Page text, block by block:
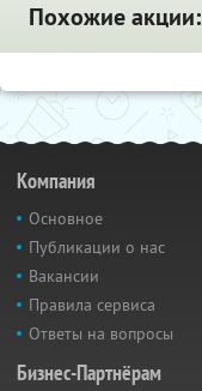
Похожие акции:
Компания
Основное
Публикации о нас
Вакансии
Правила сервиса
Ответы на вопросы
Бизнес-Партнёрам